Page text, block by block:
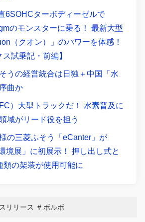
6SOHCターボディーゼルで
のモンスターに乗る！ 最新大型
（クオン）」のパワーを体感！
ス試乗記・前編】
うの経営統合は日独＋中国「水
曲か
）大型トラックだ！ 水素普及に
域がリード役を担う
の三菱ふそう「eCanter」が
境展」に初展示！ 押し出し式と
類の架装が使用可能に
リリース ボルボ